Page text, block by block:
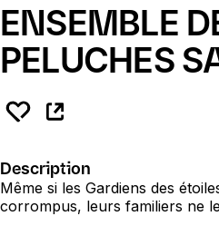
ENSEMBLE
PELUCHES
Description
Même si les Gardiens des
corrompus, leurs familiers ne